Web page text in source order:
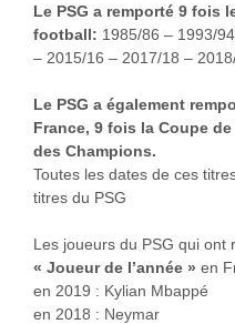
Le PSG a remporté 9 fois
football: 1985/86 – 1993/
– 2015/16 – 2017/18 –
Le PSG a également
France, 9 fois la Coupe
des Champions.
Toutes les dates de ces
titres du PSG
Les joueurs du PSG qui ont
« Joueur de l’année » en
en 2019 : Kylian Mbappé
en 2018 : Neymar